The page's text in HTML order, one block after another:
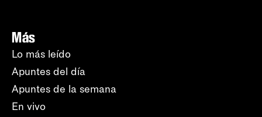
Más
Lo más leído
Apuntes del día
Apuntes de la semana
En vivo